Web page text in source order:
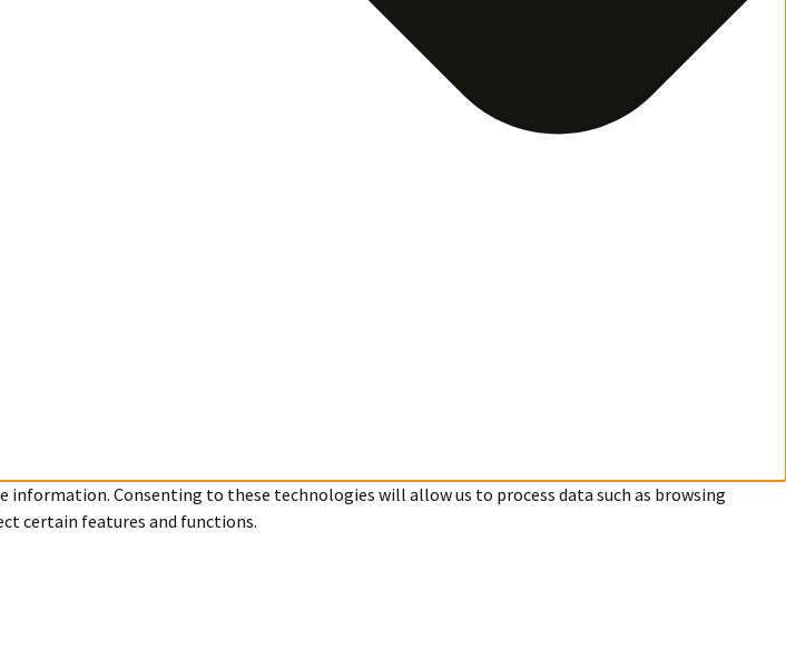
information. Consenting to these technologies will allow us to process data such as browsing
certain features and functions.